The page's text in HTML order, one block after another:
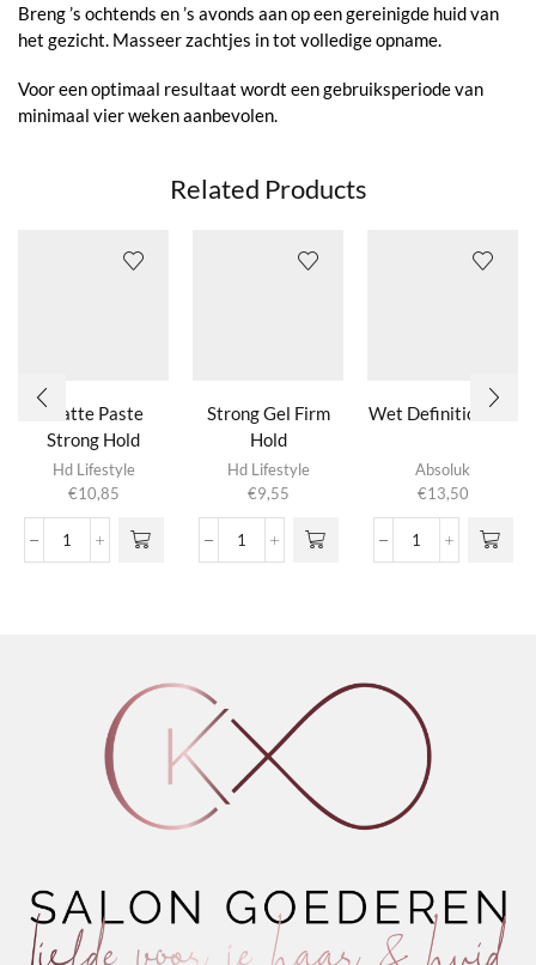
Breng ’s ochtends en ’s avonds aan op een gereinigde huid van
het gezicht. Masseer zachtjes in tot volledige opname.
Voor een optimaal resultaat wordt een gebruiksperiode van
minimaal vier weken aanbevolen.
Related Products
Matte Paste
Strong Hold
Hd Lifestyle
€10,85
Matte
Strong Gel Firm
Hold
Hd Lifestyle
€9,55
Strong
Wet Definition Gel
Absoluk
€13,50
Wet